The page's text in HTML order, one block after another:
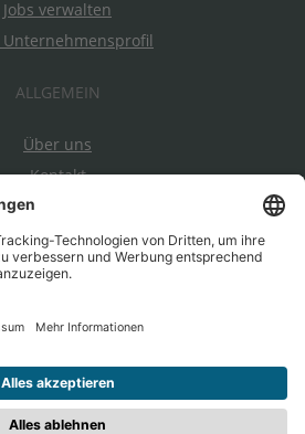
Jobs verwalten
ALLGEMEIN
Über uns
Kontakt
Datenschutz
Impressum
AGBs
& myAbility|Entwickelt durch